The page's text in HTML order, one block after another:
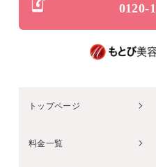
0120-
トップページ
料金一覧